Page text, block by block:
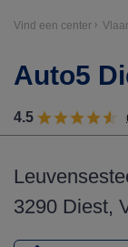
Vind een center
Auto5
4.5
3290 Diest,